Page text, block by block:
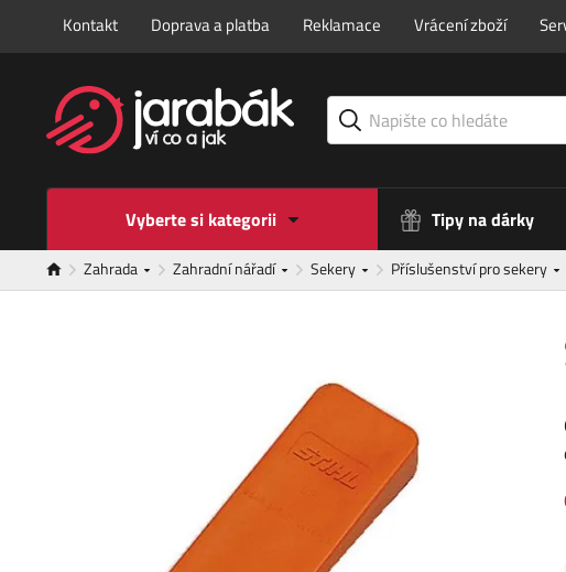
Kontakt Doprava a platba Reklamace Vrácení zboží
Vyberte si kategorii Tipy na dárky
Zahrada Zahradní nářadí Sekery Příslušenství pro sekery